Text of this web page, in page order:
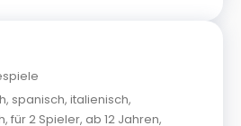
, spanisch, italienisch,
, für 2 Spieler, ab 12 Jahren,